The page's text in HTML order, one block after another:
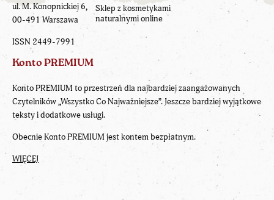
ul. M. Konopnickiej 6,
00-491 Warszawa
ISSN 2449-7991
Sklep z kosmetykami
naturalnymi online
Konto PREMIUM
Konto PREMIUM to przestrzeń dla najbardziej zaangażowanych
Czytelników „Wszystko Co Najważniejsze”. Jeszcze bardziej wyjątkowe
teksty i dodatkowe usługi.
Obecnie Konto PREMIUM jest kontem bezpłatnym.
WIĘCEJ